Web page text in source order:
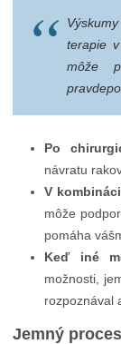
terapie
môže
Po
návratu
V
môže
pomáha
Keď iné
možnosti,
rozpoznával
Jemný